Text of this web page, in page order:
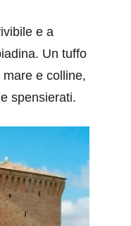
e a
Un tuffo
e colline,
spensierati.